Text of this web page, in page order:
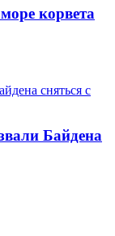
корвета
Байдена